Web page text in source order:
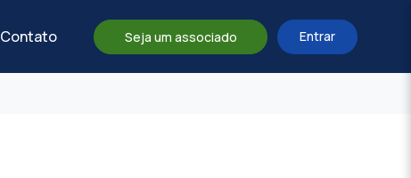
Contato Seja um associado Entrar